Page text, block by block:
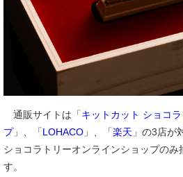
通販サイトは「キットカット ショコ
プ」、「LOHACO 」、「楽天 」の3店が
ショコラトリーオンラインショップのみ
す。